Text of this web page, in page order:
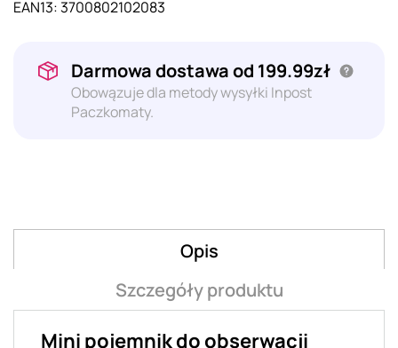
EAN13:3700802102083
Darmowa dostawa od 199.99zł
Obowązuje dla metody wysyłki Inpost
Paczkomaty.
Opis
Szczegóły produktu
Mini pojemnik do obserwacji